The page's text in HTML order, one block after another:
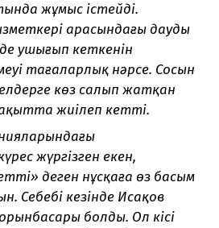
жұмыс істейді.
арасындағы даудың
ушығып кеткенін
таңғаларлық нәрсе. Сосын
көз салып жатқан
жиілеп кетті.
жүргізген екен,
деген нұсқаға өз басым
Себебі кезінде Исақов
болды. Ол кісі